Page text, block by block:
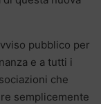
pubblico per
e a tutti i
che
semplicemente